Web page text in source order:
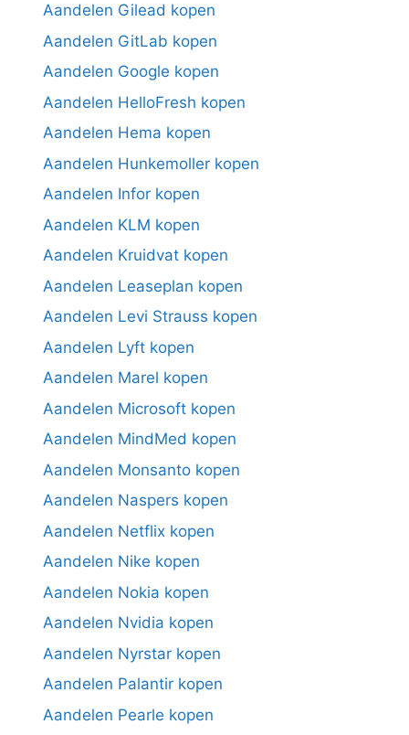
Aandelen Gilead kopen
Aandelen GitLab kopen
Aandelen Google kopen
Aandelen HelloFresh kopen
Aandelen Hema kopen
Aandelen Hunkemoller kopen
Aandelen Infor kopen
Aandelen KLM kopen
Aandelen Kruidvat kopen
Aandelen Leaseplan kopen
Aandelen Levi Strauss kopen
Aandelen Lyft kopen
Aandelen Marel kopen
Aandelen Microsoft kopen
Aandelen MindMed kopen
Aandelen Monsanto kopen
Aandelen Naspers kopen
Aandelen Netflix kopen
Aandelen Nike kopen
Aandelen Nokia kopen
Aandelen Nvidia kopen
Aandelen Nyrstar kopen
Aandelen Palantir kopen
Aandelen Pearle kopen